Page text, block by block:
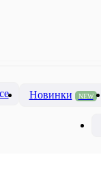
Новинки NEW